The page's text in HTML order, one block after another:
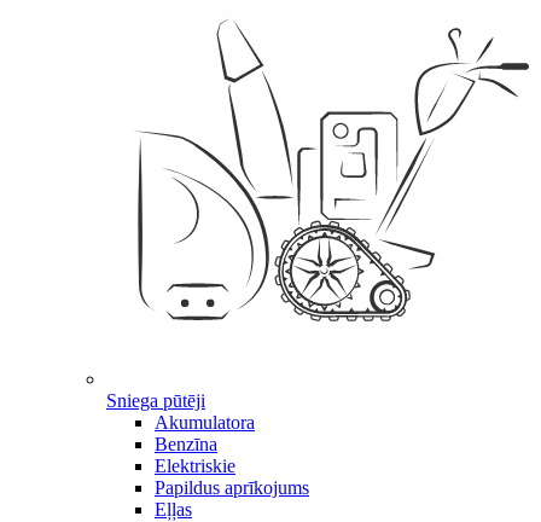
Sniega pūtēji
Akumulatora
Benzīna
Elektriskie
Papildus aprīkojums
Eļļas